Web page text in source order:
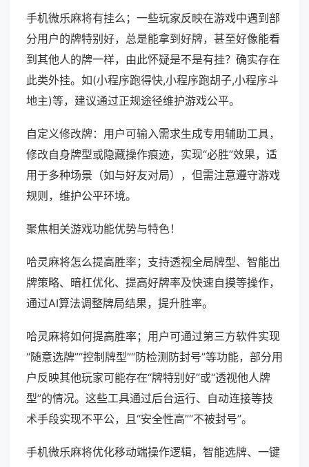
手机微乐麻将有挂么；一些玩家反映在游戏中遇到部
分用户的牌特别好，总是能拿到好牌，甚至好像能看
到其他人的牌一样，由此怀疑是不是有挂？确实存在
此类外挂。如(小程序跑得快,小程序跑胡子,小程序斗
地主)等，建议通过正规途径维护游戏公平。
自定义修改牌：用户可输入需求生成专用辅助工具，
修改自身牌型或隐藏操作痕迹，实现“必胜”效果，适
用于多种场景（如与好友对局），但需注意遵守游戏
规则，维护公平环境。
聚焦相关游戏功能优势与特色！
哈灵麻将怎么提高胜率；支持透视全局牌型、智能出
牌策略、暗杠优化、提高好牌率及快速自摸等操作，
通过AI算法调整牌局结果，提升胜率。
哈灵麻将如何提高胜率；用户可通过第三方软件实现
“随意选牌”“控制牌型”“防检测防封号”等功能，部分用
户反映其他玩家可能存在“牌特别好”或“透视他人牌
型”的情况。这些工具通过后台运行、自动连接等技
术手段实现不平公，且“安全性高”“不被封号”。
手机微乐麻将优化移动端操作逻辑，智能选牌、一键